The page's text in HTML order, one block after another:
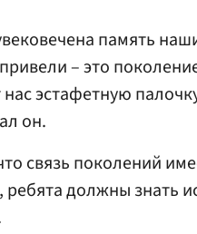
память
– это
эстафетную
он.
связь поколений
должны знать